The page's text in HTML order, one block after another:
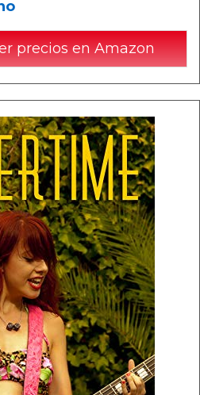
precios en Amazon